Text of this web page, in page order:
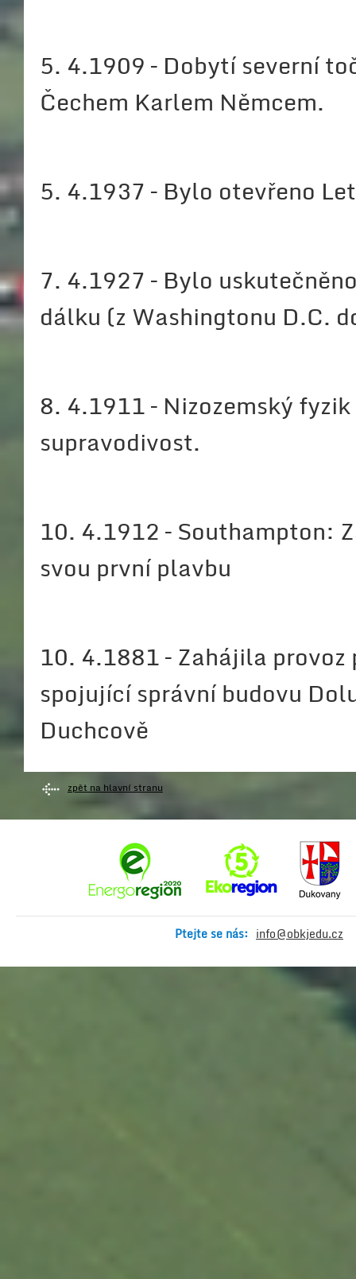
5. 4.1909 – Dobytí severní
Čechem Karlem Němcem.
5. 4.1937 – Bylo otevřeno
7. 4.1927 – Bylo
dálku (z Washingtonu D.C.
8. 4.1911 – Nizozemský
supravodivost.
10. 4.1912 – Southampton:
svou první plavbu
10. 4.1881 – Zahájila
spojující správní budovu
Duchcově
zpět na hlavní stranu
Ptejte se nás: info@obkjedu.cz